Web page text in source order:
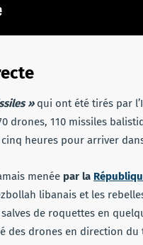
»qui ont été tirés par
drones, 110 missiles
heures pour arriver
menée par la
libanais et les
de roquettes en
des drones en direction